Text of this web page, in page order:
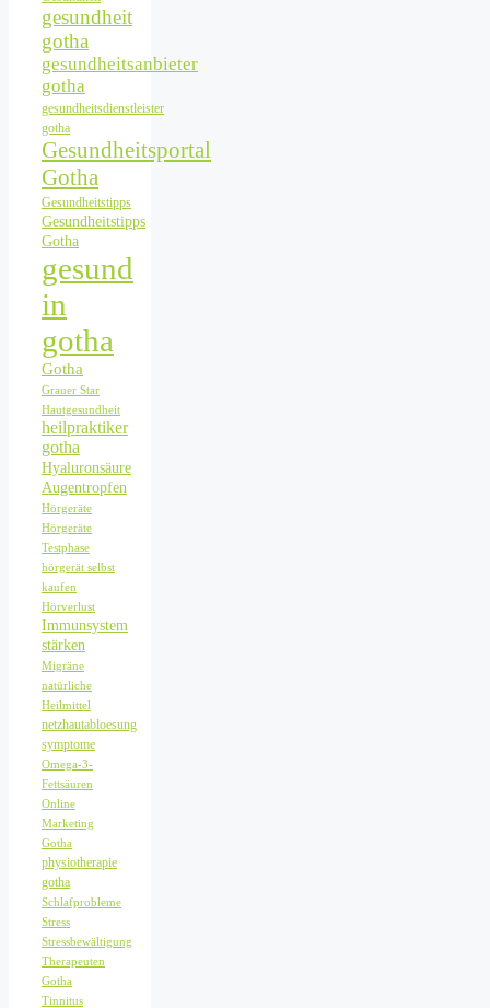
gesundheit
gotha
gesundheitsanbieter
gotha
gesundheitsdienstleister
gotha
Gesundheitsportal
Gotha
Gesundheitstipps
Gesundheitstipps
Gotha
gesund
in
gotha
Gotha
Grauer Star
Hautgesundheit
heilpraktiker
gotha
Hyaluronsäure
Augentropfen
Hörgeräte
Hörgeräte
Testphase
hörgerät selbst
kaufen
Hörverlust
Immunsystem
stärken
Migräne
natürliche
Heilmittel
netzhautabloesung
symptome
Omega-3-
Fettsäuren
Online
Marketing
Gotha
physiotherapie
gotha
Schlafprobleme
Stress
Stressbewältigung
Therapeuten
Gotha
Tinnitus